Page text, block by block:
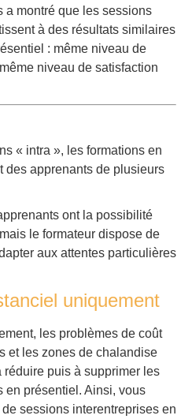
a montré que les sessions
à des résultats similaires
: même niveau de
niveau de satisfaction
« intra », les formations en
des apprenants de plusieurs
ont la possibilité
le formateur dispose de
aux attentes particulières
uniquement
les problèmes de coût
et les zones de chalandise
réduire puis à supprimer les
en présentiel. Ainsi, vous
sessions interentreprises en